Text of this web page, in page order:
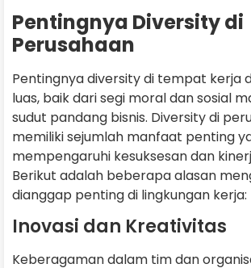
Pentingnya Diversity di
Perusahaan
Pentingnya diversity di tempat kerja
luas, baik dari segi moral dan sosial
sudut pandang bisnis. Diversity di
memiliki sejumlah manfaat penting
mempengaruhi kesuksesan dan
Berikut adalah beberapa alasan
dianggap penting di lingkungan kerja:
Inovasi dan Kreativitas
Keberagaman dalam tim dan